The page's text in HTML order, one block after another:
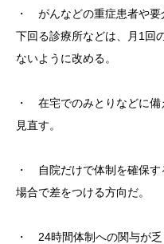
・ がんなどの重症患者や要
下回る診療所などは、月1回
ないように改める。
・ 在宅でのみとりなどに備
見直す。
・ 自院だけで体制を確保す
場合で差をつける方向だ。
・ 24時間体制への関与が